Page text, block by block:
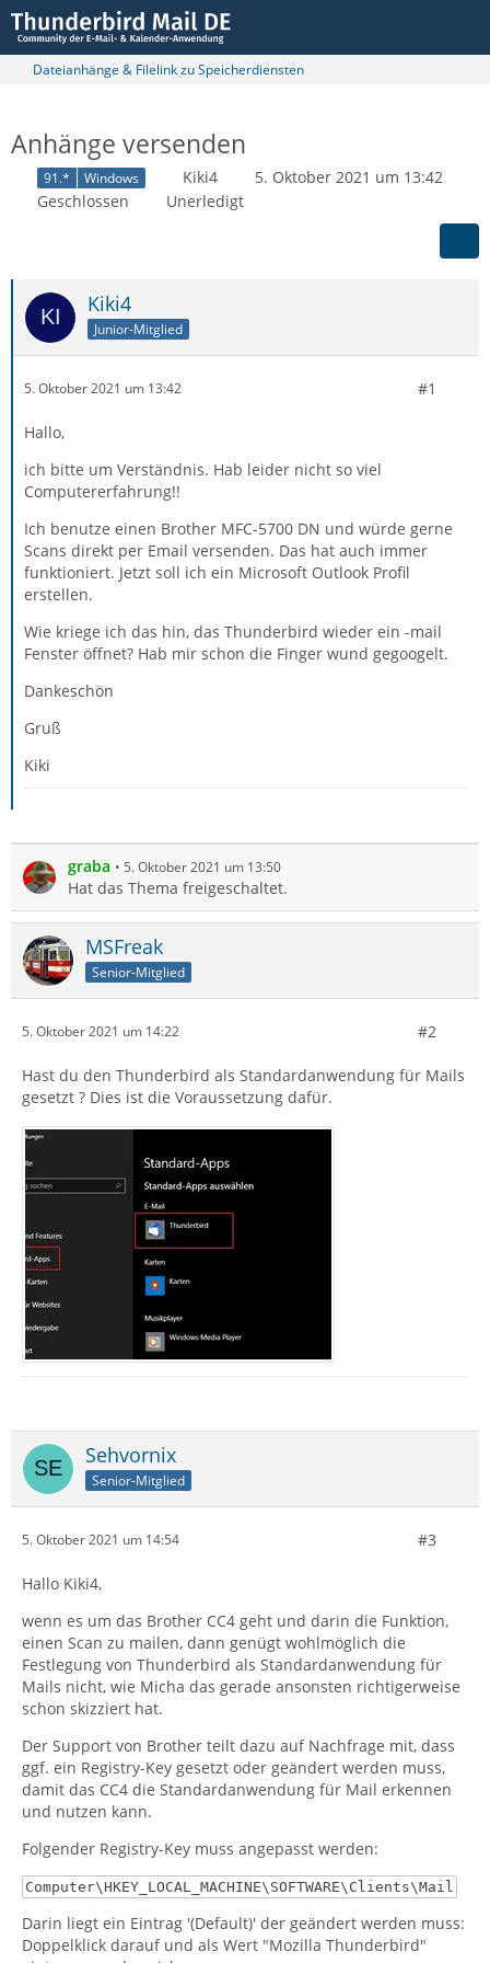
Dateianhänge & Filelink zu Speicherdiensten
Anhänge versenden
91.* Windows Kiki4
5. Oktober 2021 um 13:42
Geschlossen
Unerledigt
Kiki4
Junior-Mitglied
5. Oktober 2021 um 13:42 #1
Hallo,
ich bitte um Verständnis. Hab leider nicht so viel
Computererfahrung!!
Ich benutze einen Brother MFC-5700 DN und würde gerne
Scans direkt per Email versenden. Das hat auch immer
funktioniert. Jetzt soll ich ein Microsoft Outlook Profil
erstellen.
Wie kriege ich das hin, das Thunderbird wieder ein -mail
Fenster öffnet? Hab mir schon die Finger wund gegoogelt.
Dankeschön
Gruß
Kiki
graba 5. Oktober 2021 um 13:50
Hat das Thema freigeschaltet.
MSFreak
Senior-Mitglied
5. Oktober 2021 um 14:22 #2
Hast du den Thunderbird als Standardanwendung für Mails
gesetzt ? Dies ist die Voraussetzung dafür.
Sehvornix
Senior-Mitglied
5. Oktober 2021 um 14:54 #3
Hallo Kiki4,
wenn es um das Brother CC4 geht und darin die Funktion,
einen Scan zu mailen, dann genügt wohlmöglich die
Festlegung von Thunderbird als Standardanwendung für
Mails nicht, wie Micha das gerade ansonsten richtigerweise
schon skizziert hat.
Der Support von Brother teilt dazu auf Nachfrage mit, dass
ggf. ein Registry-Key gesetzt oder geändert werden muss,
damit das CC4 die Standardanwendung für Mail erkennen
und nutzen kann.
Folgender Registry-Key muss angepasst werden:
Computer\HKEY_LOCAL_MACHINE\SOFTWARE\Clients\Mail
Darin liegt ein Eintrag '(Default)' der geändert werden muss:
Doppelklick darauf und als Wert "Mozilla Thunderbird"